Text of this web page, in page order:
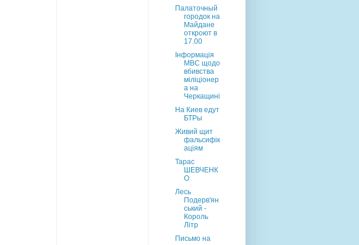
Палаточный
городок на
Майдане
откроют в
17.00
Інформація
МВС щодо
вбивства
міліціонер
а на
Черкащині
На Киев едут
БТРы
Живий щит
фальсифік
аціям
Тарас
ШЕВЧЕНК
О
Лесь
Подерв'ян
ський -
Король
Літр
Письмо на